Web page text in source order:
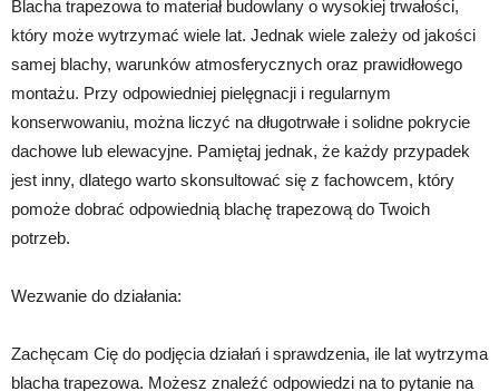
Blacha trapezowa to materiał budowlany o wysokiej trwałości,
który może wytrzymać wiele lat. Jednak wiele zależy od jakości
samej blachy, warunków atmosferycznych oraz prawidłowego
montażu. Przy odpowiedniej pielęgnacji i regularnym
konserwowaniu, można liczyć na długotrwałe i solidne pokrycie
dachowe lub elewacyjne. Pamiętaj jednak, że każdy przypadek
jest inny, dlatego warto skonsultować się z fachowcem, który
pomoże dobrać odpowiednią blachę trapezową do Twoich
potrzeb.
Wezwanie do działania:
Zachęcam Cię do podjęcia działań i sprawdzenia, ile lat wytrzyma
blacha trapezowa. Możesz znaleźć odpowiedzi na to pytanie na